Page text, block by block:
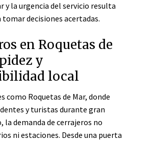
y la urgencia del servicio resulta
tomar decisiones acertadas.
en Roquetas de
y
local
como Roquetas de Mar, donde
y turistas durante gran
la demanda de cerrajeros no
ni estaciones. Desde una puerta